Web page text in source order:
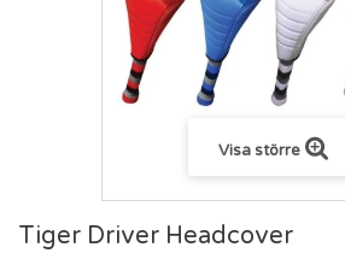
Visa större
Tiger Driver Headcover